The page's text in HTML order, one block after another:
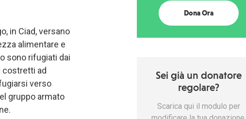
in Ciad, versano
alimentare e
sono rifugiati dai
costretti ad
verso
gruppo armato
Dona Ora
Sei già un donatore
regolare?
Scarica qui il modulo per